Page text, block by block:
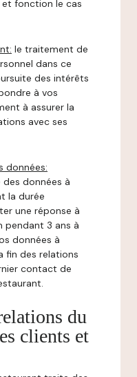
fonction le cas
le traitement de
dans ce
des intérêts
à vos
à assurer la
avec ses
données:
données à
la durée
une réponse à
pendant 3 ans à
données à
fin des relations
contact de
du
clients et